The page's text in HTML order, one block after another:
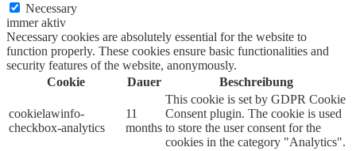
Necessary
immer aktiv
Necessary cookies are absolutely essential for the website to
function properly. These cookies ensure basic functionalities and
security features of the website, anonymously.
Cookie
Dauer Beschreibung
cookielawinfo-
checkbox-analytics
11
months
This cookie is set by GDPR Cookie
Consent plugin. The cookie is used
to store the user consent for the
cookies in the category "Analytics".